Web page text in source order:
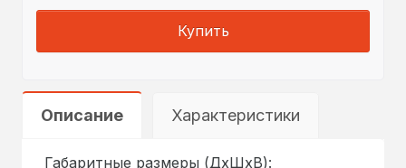
Купить
Описание Характеристики
Габаритные размеры (ДхШхВ):